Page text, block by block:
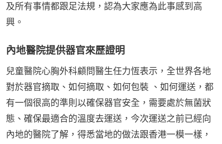
及所有事情都跟足法規，認為大家應為此事感到高
興。
內地醫院提供器官來歷證明
兒童醫院心胸外科顧問醫生任力恆表示，全世界各地
對於器官摘取、如何摘取、如何包裝 、如何運送，都
有一個很高的準則以確保器官安全，需要處於無菌狀
態、確保最適合的溫度去運送，今次運送之前已經向
內地的醫院了解，得悉當地的做法跟香港一模一樣，